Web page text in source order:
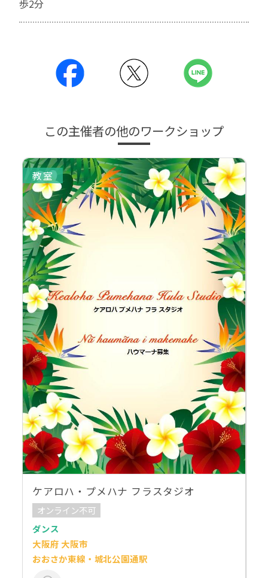
歩2分
この主催者の他のワークショップ
教室
ケアロハ・プメハナ フラスタジオ
オンライン不可
ダンス
大阪府 大阪市
おおさか東線・城北公園通駅